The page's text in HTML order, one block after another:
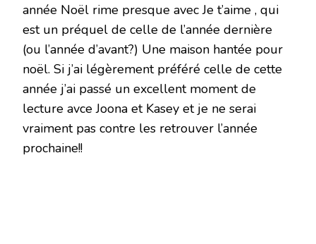
année Noël rime presque avec Je t’aime , qui
est un préquel de celle de l’année dernière
(ou l’année d’avant?) Une maison hantée pour
noël. Si j’ai légèrement préféré celle de cette
année j’ai passé un excellent moment de
lecture avce Joona et Kasey et je ne serai
vraiment pas contre les retrouver l’année
prochaine!!